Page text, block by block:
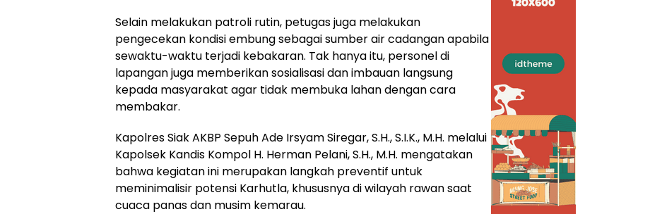
Selain melakukan patroli rutin, petugas juga melakukan
pengecekan kondisi embung sebagai sumber air cadangan apabila
sewaktu-waktu terjadi kebakaran. Tak hanya itu, personel di
lapangan juga memberikan sosialisasi dan imbauan langsung
kepada masyarakat agar tidak membuka lahan dengan cara
membakar.
Kapolres Siak AKBP Sepuh Ade Irsyam Siregar, S.H., S.I.K., M.H. melalui
Kapolsek Kandis Kompol H. Herman Pelani, S.H., M.H. mengatakan
bahwa kegiatan ini merupakan langkah preventif untuk
meminimalisir potensi Karhutla, khususnya di wilayah rawan saat
cuaca panas dan musim kemarau.